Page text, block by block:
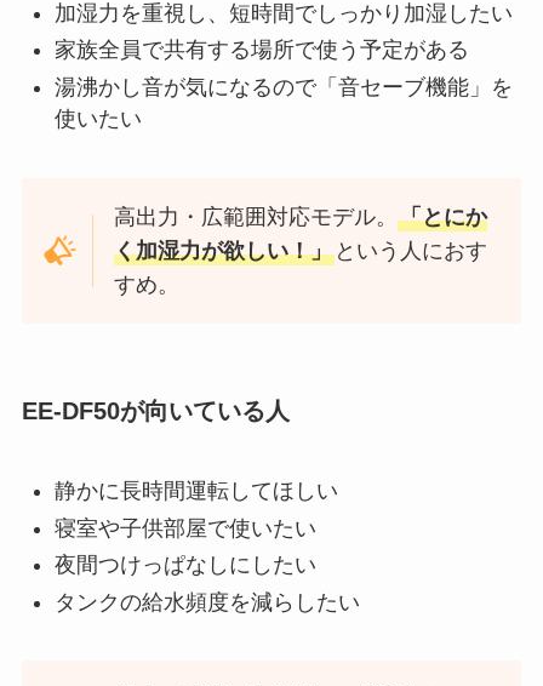
加湿力を重視し、短時間でしっかり加湿したい
家族全員で共有する場所で使う予定がある
湯沸かし音が気になるので「音セーブ機能」を
使いたい
高出力・広範囲対応モデル。「とにか
く加湿力が欲しい！」 という人におす
すめ。
EE-DF50が向いている人
静かに長時間運転してほしい
寝室や子供部屋で使いたい
夜間つけっぱなしにしたい
タンクの給水頻度を減らしたい